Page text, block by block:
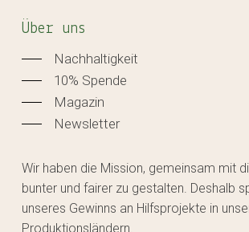
Über uns
Nachhaltigkeit
10% Spende
Magazin
Newsletter
Wir haben die Mission, gemeinsam mit
bunter und fairer zu gestalten. Deshalb
unseres Gewinns an Hilfsprojekte in
Produktionsländern.